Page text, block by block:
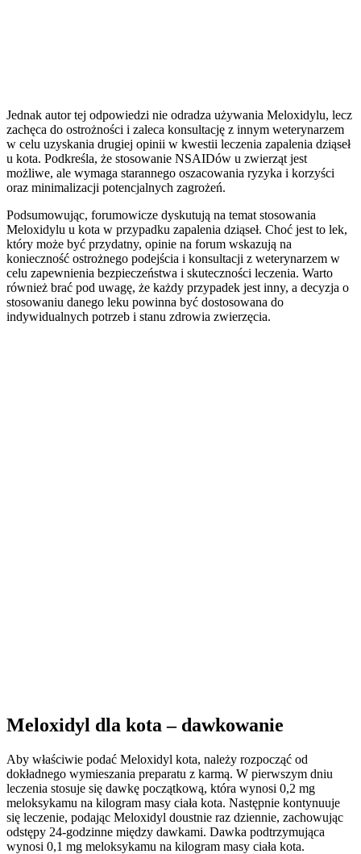
Jednak autor tej odpowiedzi nie odradza używania Meloxidylu, lecz
zachęca do ostrożności i zaleca konsultację z innym weterynarzem
w celu uzyskania drugiej opinii w kwestii leczenia zapalenia dziąseł
u kota. Podkreśla, że stosowanie NSAIDów u zwierząt jest
możliwe, ale wymaga starannego oszacowania ryzyka i korzyści
oraz minimalizacji potencjalnych zagrożeń.
Podsumowując, forumowicze dyskutują na temat stosowania
Meloxidylu u kota w przypadku zapalenia dziąseł. Choć jest to lek,
który może być przydatny, opinie na forum wskazują na
konieczność ostrożnego podejścia i konsultacji z weterynarzem w
celu zapewnienia bezpieczeństwa i skuteczności leczenia. Warto
również brać pod uwagę, że każdy przypadek jest inny, a decyzja o
stosowaniu danego leku powinna być dostosowana do
indywidualnych potrzeb i stanu zdrowia zwierzęcia.
Meloxidyl dla kota – dawkowanie
Aby właściwie podać Meloxidyl kota, należy rozpocząć od
dokładnego wymieszania preparatu z karmą. W pierwszym dniu
leczenia stosuje się dawkę początkową, która wynosi 0,2 mg
meloksykamu na kilogram masy ciała kota. Następnie kontynuuje
się leczenie, podając Meloxidyl doustnie raz dziennie, zachowując
odstępy 24-godzinne między dawkami. Dawka podtrzymująca
wynosi 0,1 mg meloksykamu na kilogram masy ciała kota.